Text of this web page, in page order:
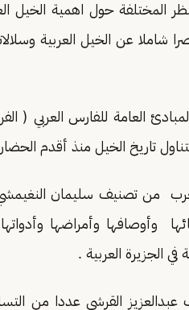
المختلفة حول اهمية الخيل
عن الخيل العربية
العامة للفارس العربي
تاريخ الخيل منذ أقدم
من تصنيف سليمان
وأوصافها وأمراضها
عبدالعزيز القرشي عددا من